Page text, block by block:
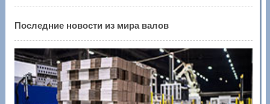
Последние новости из мира валов